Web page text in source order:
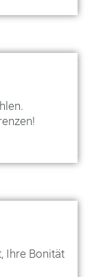
Ihre Bonität